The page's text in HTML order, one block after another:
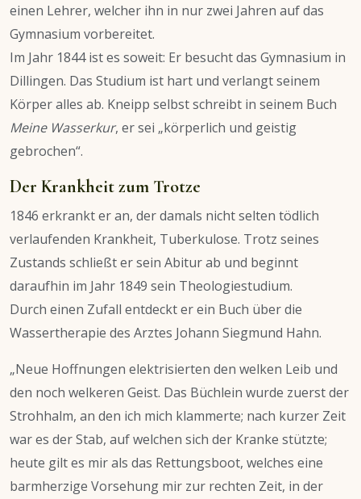
einen Lehrer, welcher ihn in nur zwei Jahren auf das
Gymnasium vorbereitet.
Im Jahr 1844 ist es soweit: Er besucht das Gymnasium in
Dillingen. Das Studium ist hart und verlangt seinem
Körper alles ab. Kneipp selbst schreibt in seinem Buch
Meine Wasserkur, er sei „körperlich und geistig
gebrochen“.
Der Krankheit zum Trotze
1846 erkrankt er an, der damals nicht selten tödlich
verlaufenden Krankheit, Tuberkulose. Trotz seines
Zustands schließt er sein Abitur ab und beginnt
daraufhin im Jahr 1849 sein Theologiestudium.
Durch einen Zufall entdeckt er ein Buch über die
Wassertherapie des Arztes Johann Siegmund Hahn.
„Neue Hoffnungen elektrisierten den welken Leib und
den noch welkeren Geist. Das Büchlein wurde zuerst der
Strohhalm, an den ich mich klammerte; nach kurzer Zeit
war es der Stab, auf welchen sich der Kranke stützte;
heute gilt es mir als das Rettungsboot, welches eine
barmherzige Vorsehung mir zur rechten Zeit, in der